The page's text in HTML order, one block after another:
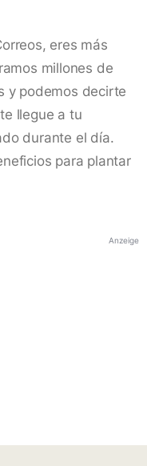
eres más
millones de
y podemos decirte
llegue a tu
durante el día.
para plantar
Anzeige